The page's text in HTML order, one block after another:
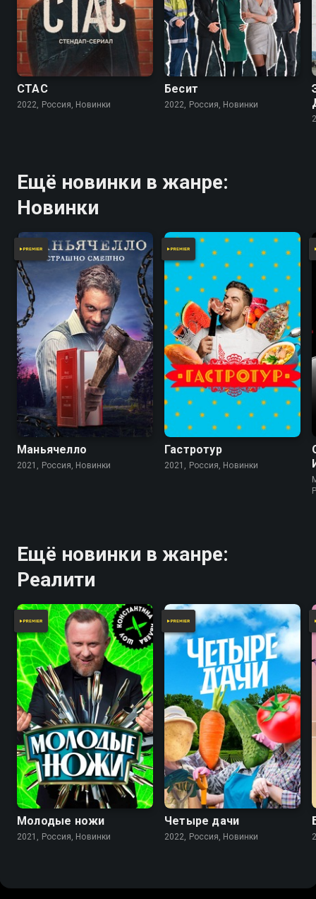
СТАС
2022, Россия, Новинки
Бесит
2022, Россия, Новинки
Ещё новинки в жанре:
Новинки
Маньячелло
2021, Россия, Новинки
Гастротур
2021, Россия, Новинки
Ещё новинки в жанре:
Реалити
Молодые ножи
2021, Россия, Новинки
Четыре дачи
2022, Россия, Новинки